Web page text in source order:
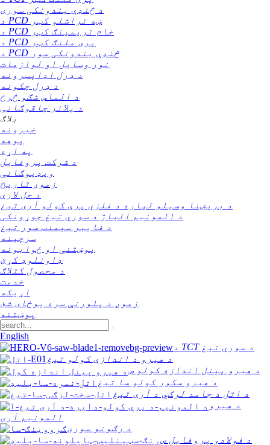
د څنډې بندونکی سوری
د PCD ښه تراشلو کټر
د PCD خام تریمینګ کټر
د PCD پری ملنګ کټر
د PCD څنډې بندونکی سور
نور وسایل او لوازمات
د ډرل اډاپټرونه
د ډرل چکونه
د الماس شګو څرخ
د پلانر چاقوګانې
بلاګ
خبرونه
پوهه
په اړه
د شرکت پروفایل
ویډیوګانې
زموږ تاریخ
د حل لارې
د بریښنا وسیلو لپاره د فلزي پرې کولو آری تیغ
د المونیم الیاژ د سوري تیغ جوړونکی
د فایبر سیمنټ سور تیغ
سرچینه
پوښتنې او ځوابونه
ډاونلوډ کړئ
د محصول کتلاګ
خدمت
اړیکه
زموږ د پلورنې سره یوځای شئ
پوښتنه
English
د TCT د سوري تیغ
د هیرو د اندازې کولو تیغ
د هیرو پینل اندازه کولو ص
د هیرو سکور کولو سا تیغ
د اتل د جامد لرګي د آری تیغ
د هیرو
المونیم آری
د رګونو سوری
د فولادو پروفایل ص